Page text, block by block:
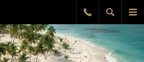
le
Afficher
la
Rappel
gratuit